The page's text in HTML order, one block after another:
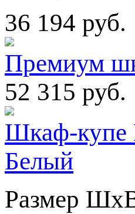
36 194 руб.
Премиум
52 315 руб.
Шкаф-купе
Белый
Размер